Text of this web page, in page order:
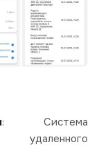
: Система
удаленного